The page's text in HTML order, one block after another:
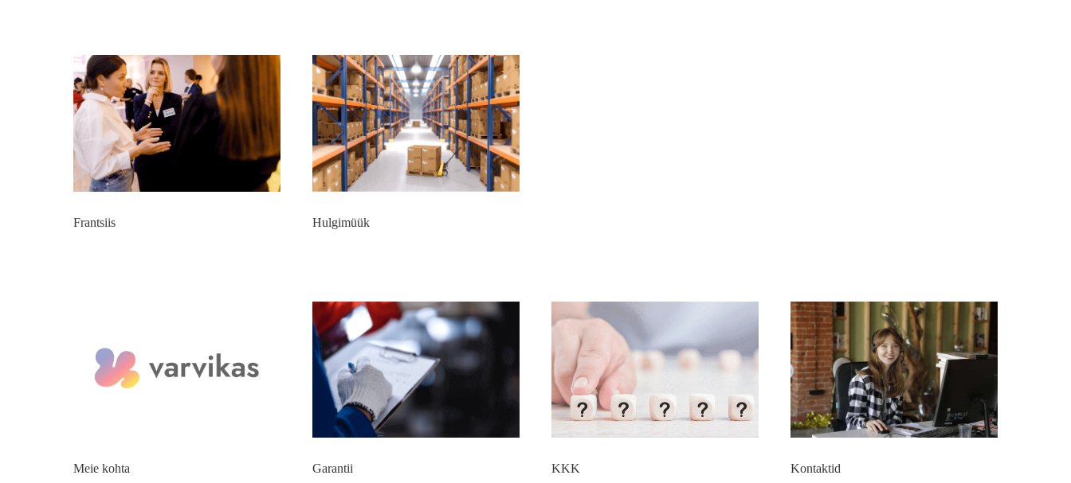
Frantsiis Hulgimüük
Meie kohta Garantii KKK Kontaktid